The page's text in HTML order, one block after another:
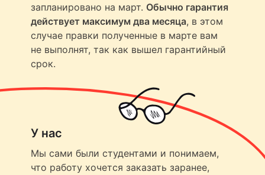
запланировано на март. Обычно гарантия
действует максимум два месяца, в этом
случае правки полученные в марте вам
не выполнят, так как вышел гарантийный
срок.
У нас
Мы сами были студентами и понимаем,
что работу хочется заказать заранее,